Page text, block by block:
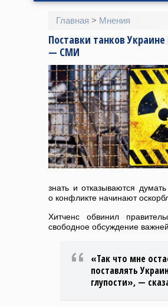
Главная > Мнения
Поставки танков
— СМИ
знать и отказываются
о конфликте начинают
Хитченс обвинил
свободное обсуждение
«Так что мне
поставлять
глупости», —